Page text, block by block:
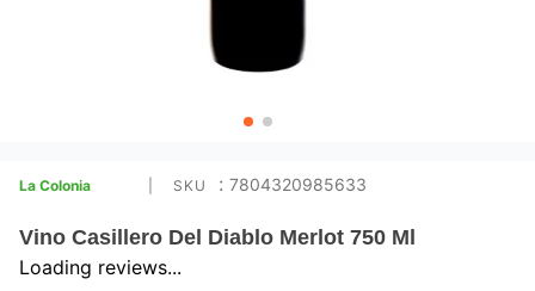
La Colonia : 7804320985633
Vino Casillero Del Diablo Merlot 750 Ml
Loading reviews...